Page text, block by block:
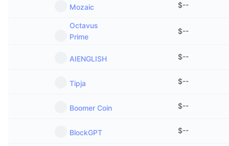
Mozaic $--
Octavus
Prime
$--
AIENGLISH $--
Tipja $--
Boomer Coin $--
BlockGPT $--